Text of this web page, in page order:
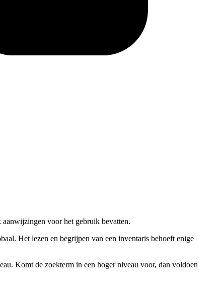
voor het gebruik bevatten.
Het lezen en begrijpen van een inventaris behoeft enige
Komt de zoekterm in een hoger niveau voor, dan voldoen